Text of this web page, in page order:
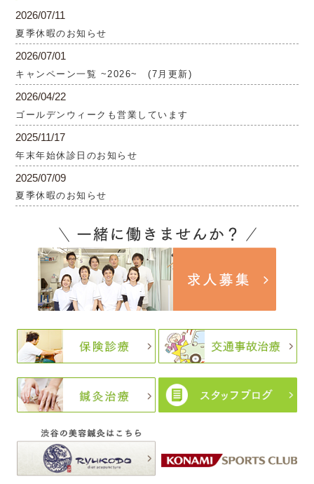
2026/07/11
夏季休暇のお知らせ
2026/07/01
キャンペーン一覧 ~2026~ (7月更新)
2026/04/22
ゴールデンウィークも営業しています
2025/11/17
年末年始休診日のお知らせ
2025/07/09
夏季休暇のお知らせ